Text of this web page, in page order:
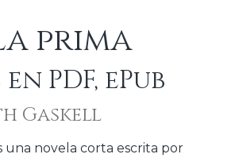
prima
en PDF, ePub
Gaskell
una novela corta escrita por